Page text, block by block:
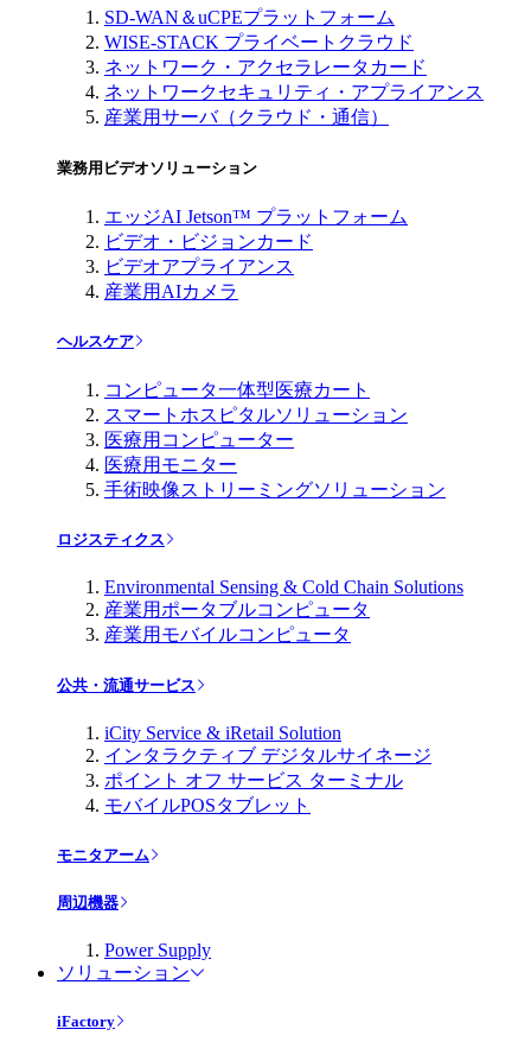
SD-WAN＆uCPEプラットフォーム
WISE-STACK プライベートクラウド
ネットワーク・アクセラレータカード
ネットワークセキュリティ・アプライアンス
産業用サーバ（クラウド・通信）
業務用ビデオソリューション
エッジAI Jetson™ プラットフォーム
ビデオ・ビジョンカード
ビデオアプライアンス
産業用AIカメラ
ヘルスケア
コンピュータ一体型医療カート
スマートホスピタルソリューション
医療用コンピューター
医療用モニター
手術映像ストリーミングソリューション
ロジスティクス
Environmental Sensing & Cold Chain Solutions
産業用ポータブルコンピュータ
産業用モバイルコンピュータ
公共・流通サービス
iCity Service & iRetail Solution
インタラクティブ デジタルサイネージ
ポイント オフ サービス ターミナル
モバイルPOSタブレット
モニタアーム
周辺機器
Power Supply
ソリューション
iFactory